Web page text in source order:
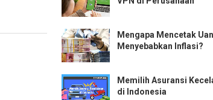
Mengapa Mencetak
Menyebabkan Inflasi?
Memilih Asuransi
di Indonesia